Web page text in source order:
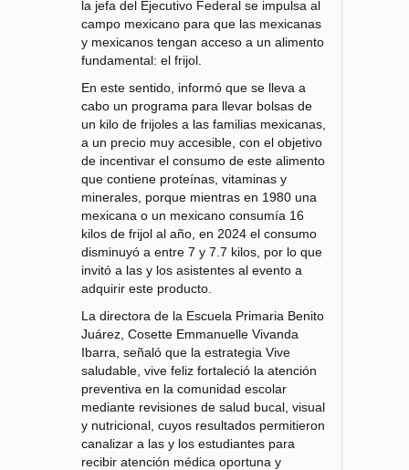
la jefa del Ejecutivo Federal se impulsa al
campo mexicano para que las mexicanas
y mexicanos tengan acceso a un alimento
fundamental: el frijol.
En este sentido, informó que se lleva a
cabo un programa para llevar bolsas de
un kilo de frijoles a las familias mexicanas,
a un precio muy accesible, con el objetivo
de incentivar el consumo de este alimento
que contiene proteínas, vitaminas y
minerales, porque mientras en 1980 una
mexicana o un mexicano consumía 16
kilos de frijol al año, en 2024 el consumo
disminuyó a entre 7 y 7.7 kilos, por lo que
invitó a las y los asistentes al evento a
adquirir este producto.
La directora de la Escuela Primaria Benito
Juárez, Cosette Emmanuelle Vivanda
Ibarra, señaló que la estrategia Vive
saludable, vive feliz fortaleció la atención
preventiva en la comunidad escolar
mediante revisiones de salud bucal, visual
y nutricional, cuyos resultados permitieron
canalizar a las y los estudiantes para
recibir atención médica oportuna y